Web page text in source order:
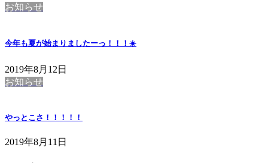
お知らせ
今年も夏が始まりましたーっ！！！☀️
2019年8月12日
お知らせ
やっとこさ！！！！！
2019年8月11日